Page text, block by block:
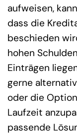
aufweisen,
dass die
beschieden
hohen
Einträgen
gerne
oder die
Laufzeit
passende